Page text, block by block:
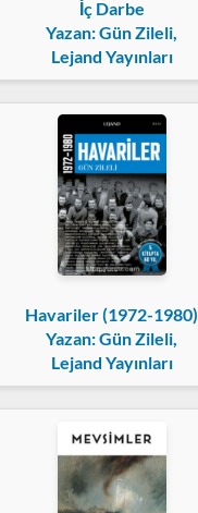
İç Darbe
Yazan: Gün Zileli,
Lejand Yayınları
Havariler (1972-1980)
Yazan: Gün Zileli,
Lejand Yayınları